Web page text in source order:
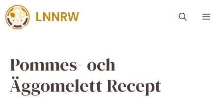
Skip
to
content
LNNRW
Pommes- och
Äggomelett Recept